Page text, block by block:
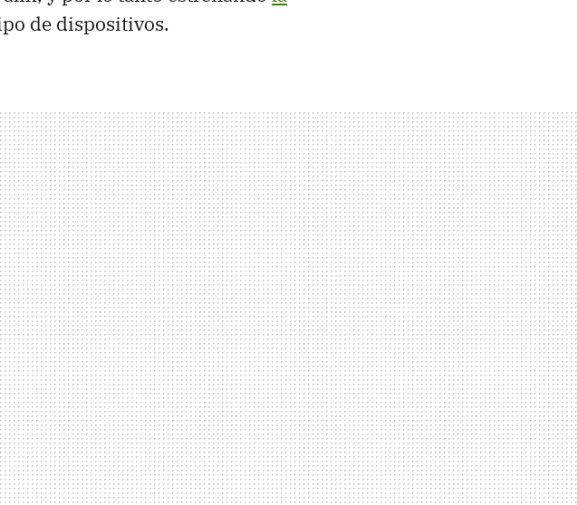
de dispositivos.